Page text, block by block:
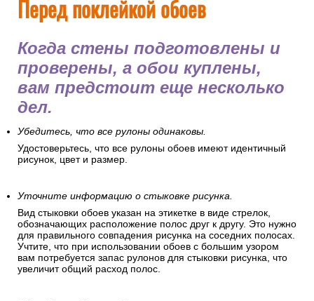
Перед поклейкой обоев
Когда стены подготовлены и
проверены, а обои куплены,
вам предстоит еще несколько
дел.
Убедитесь, что все рулоны одинаковы.
Удостоверьтесь, что все рулоны обоев имеют идентичный
рисунок, цвет и размер.
Уточните информацию о стыковке рисунка.
Вид стыковки обоев указан на этикетке в виде стрелок,
обозначающих расположение полос друг к другу. Это нужно
для правильного совпадения рисунка на соседних полосах.
Учтите, что при использовании обоев с большим узором
вам потребуется запас рулонов для стыковки рисунка, что
увеличит общий расход полос.